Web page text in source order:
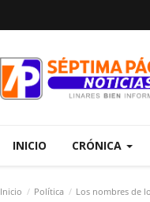
INICIO CRÓNICA
Inicio Política Los nombres de